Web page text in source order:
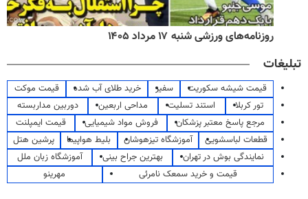
روزنامه‌های ورزشی شنبه ۱۷ مرداد ۱۴۰۵
تبلیغات
قیمت شیشه سکوریت سفیر خرید طلای آب شده
قیمت موکت
تور کربلا
استند تسلیت مداحی اربعین
دوربین مداربسته
مرجع پاسخ معتبر پزشکان
فروش مواد شیمیایی
قیمت ایمپلنت
قطعات لباسشویی
آموزشگاه تیزهوشان بلیط هواپیما
پرشین هتل
نمایندگی بوش در تهران
بهترین جراح بینی
آموزشگاه زبان ملل
قیمت و خرید سمعک نامرئی
مهرینو